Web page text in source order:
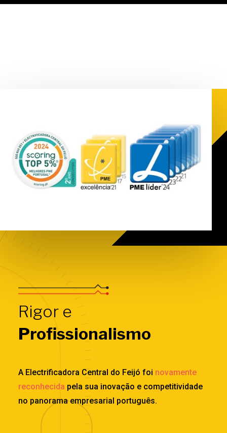
Rigor e
Profissionalismo
A Electrificadora Central do Feijó foi novamente
reconhecida pela sua inovação e competitividade
no panorama empresarial português.